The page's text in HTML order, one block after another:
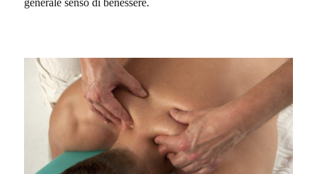
generale senso di benessere.